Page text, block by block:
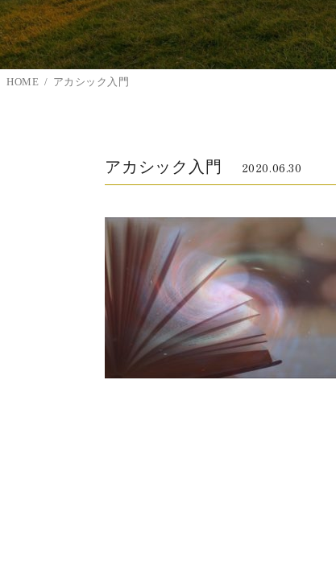
HOME アカシック入門
アカシック入門 2020.06.30